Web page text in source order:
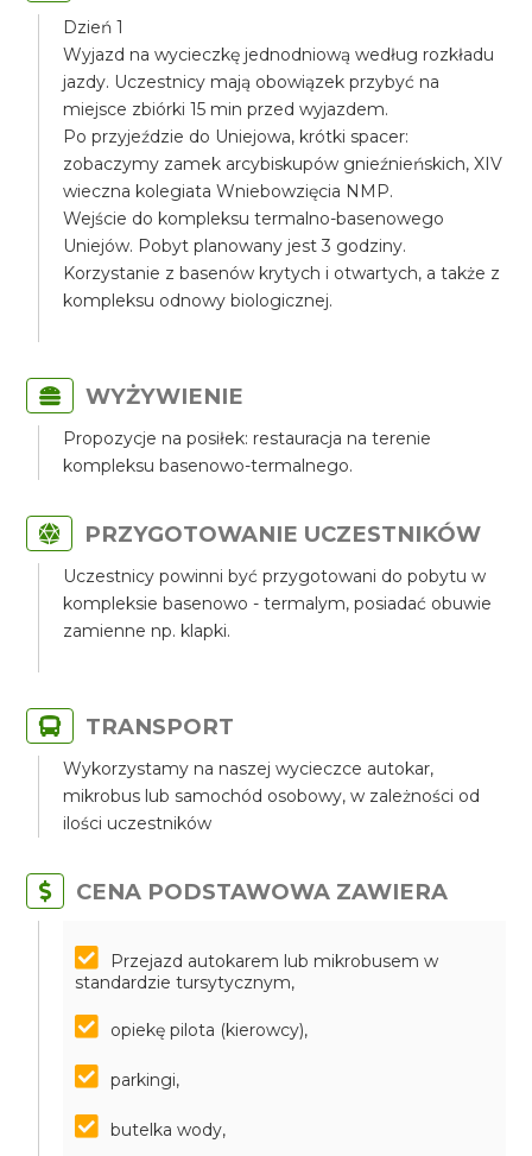
Dzień 1
Wyjazd na wycieczkę jednodniową według rozkładu
jazdy. Uczestnicy mają obowiązek przybyć na
miejsce zbiórki 15 min przed wyjazdem.
Po przyjeździe do Uniejowa, krótki spacer:
zobaczymy zamek arcybiskupów gnieźnieńskich, XIV
wieczna kolegiata Wniebowzięcia NMP.
Wejście do kompleksu termalno-basenowego
Uniejów. Pobyt planowany jest 3 godziny.
Korzystanie z basenów krytych i otwartych, a także z
kompleksu odnowy biologicznej.
WYŻYWIENIE
Propozycje na posiłek: restauracja na terenie
kompleksu basenowo-termalnego.
PRZYGOTOWANIE UCZESTNIKÓW
Uczestnicy powinni być przygotowani do pobytu w
kompleksie basenowo - termalym, posiadać obuwie
zamienne np. klapki.
TRANSPORT
Wykorzystamy na naszej wycieczce autokar,
mikrobus lub samochód osobowy, w zależności od
ilości uczestników
CENA PODSTAWOWA ZAWIERA
Przejazd autokarem lub mikrobusem w
standardzie tursytycznym,
opiekę pilota (kierowcy),
parkingi,
butelka wody,